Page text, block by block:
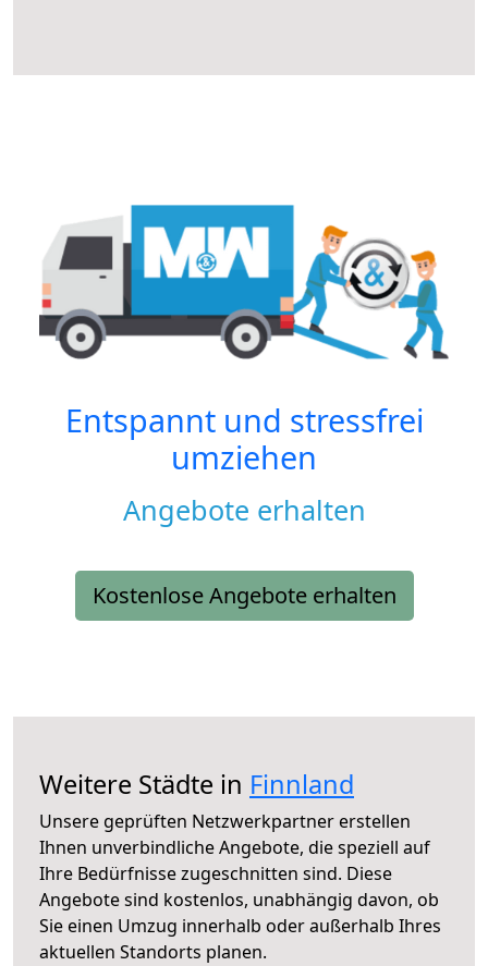
Entspannt und stressfrei
umziehen
Angebote erhalten
Kostenlose Angebote erhalten
Weitere Städte in Finnland
Unsere geprüften Netzwerkpartner erstellen
Ihnen unverbindliche Angebote, die speziell auf
Ihre Bedürfnisse zugeschnitten sind. Diese
Angebote sind kostenlos, unabhängig davon, ob
Sie einen Umzug innerhalb oder außerhalb Ihres
aktuellen Standorts planen.